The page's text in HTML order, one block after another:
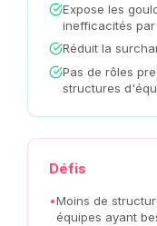
Expose les
inefficacités
Réduit la
Pas de rôles
structures
Défis
•Moins de
équipes ayant